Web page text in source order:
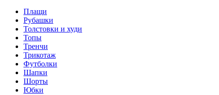
Плащи
Рубашки
Толстовки и худи
Топы
Тренчи
Трикотаж
Футболки
Шапки
Шорты
Юбки